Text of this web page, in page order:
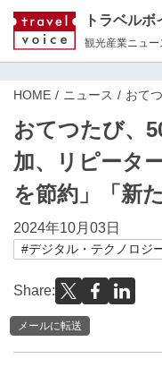
トラベルボ
観光産業ニュー
HOME ニュース おて
おてつたび、
加、リピータ
を節約」「新
2024年10月03日
#デジタル・テクノロジ
Share:
メールに転送